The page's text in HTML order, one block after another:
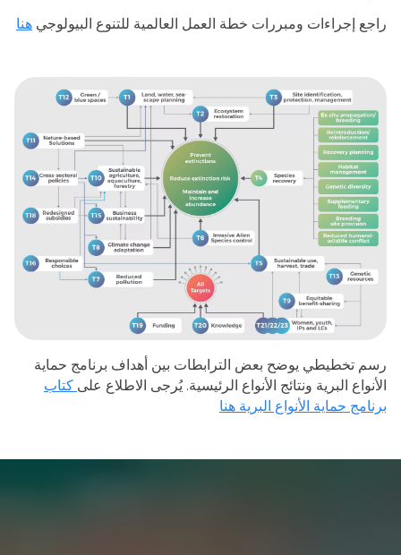
راجع إجراءات ومبررات خطة العمل العالمية للتنوع البيولوجي هنا
رسم تخطيطي يوضح بعض الترابطات بين أهداف برنامج حماية
الأنواع البرية ونتائج الأنواع الرئيسية. يُرجى الاطلاع على كتاب
برنامج حماية الأنواع البرية هنا